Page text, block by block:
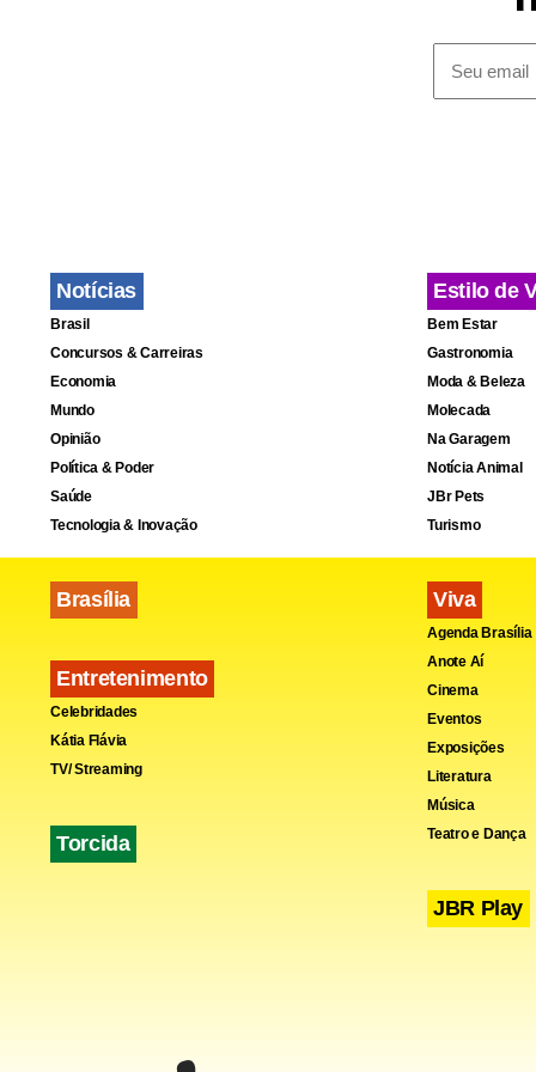
hospital e
ditames
O Cremesp
atribuições
O ministro
“Caso os
Notícias
Brasil
Concursos & Carreiras
Economia
Mundo
Opinião
Política & Poder
Saúde
Tecnologia & Inovação
Brasília
Entretenimento
Celebridades
Kátia Flávia
TV/ Streaming
Torcida
Estilo de
Bem Estar
Gastronomia
Moda & Beleza
Molecada
Na Garagem
Notícia Animal
JBr Pets
Turismo
Viva
Agenda Brasília
Anote Aí
Cinema
Eventos
Exposições
Literatura
Música
Teatro e Dança
JBR Play